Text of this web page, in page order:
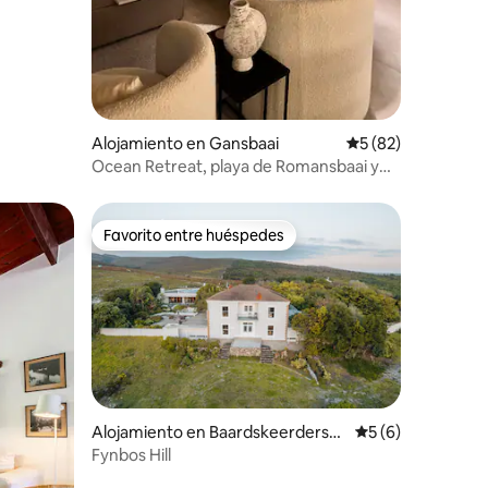
Alojamiento en Gansbaai Calificación
5 (82)
Ocean Retreat, playa de Romansbaai y
Favorito entre huéspedes
Favorito entre huéspedes
Alojamiento en Baardskeerdersb
os
Calificación
5 (6)
Fynbos Hill